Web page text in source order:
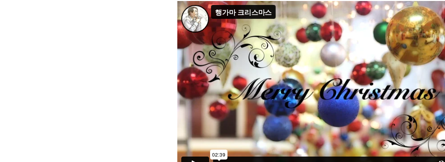
2026.08.29(토) ~
2026.09.05(토) ~
09.06(일)
2026.09.11(금) ~ 09.12(토)
행복한 가족 마음여행 링컨학교 미니 독서캠프 [261003]
2026.10.03(토) ~ 10.05(월)
예약가능
건강명상법 스테이
2026.10.09(금) ~ 10.10(토)